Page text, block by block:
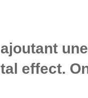
effect.